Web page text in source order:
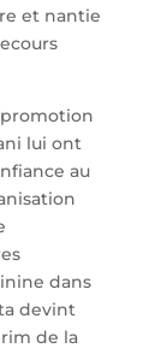
et nantie
lui ont
au
dans
devint
de la